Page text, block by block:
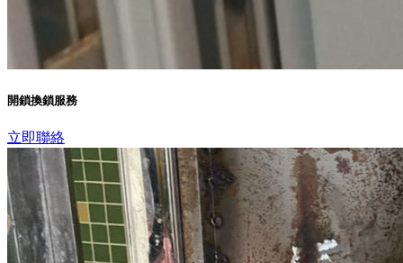
開鎖換鎖服務
立即聯絡